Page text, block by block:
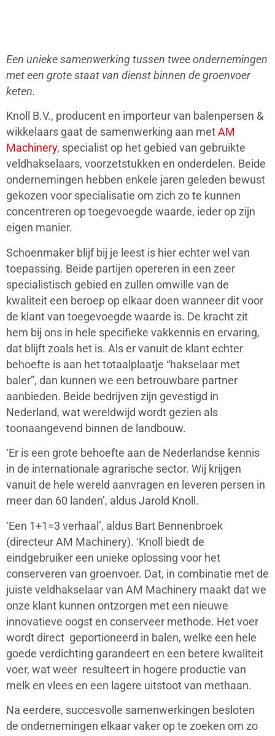
Een unieke samenwerking tussen twee ondernemingen
met een grote staat van dienst binnen de groenvoer
keten.
Knoll B.V., producent en importeur van balenpersen &
wikkelaars gaat de samenwerking aan met AM
Machinery, specialist op het gebied van gebruikte
veldhakselaars, voorzetstukken en onderdelen. Beide
ondernemingen hebben enkele jaren geleden bewust
gekozen voor specialisatie om zich zo te kunnen
concentreren op toegevoegde waarde, ieder op zijn
eigen manier.
Schoenmaker blijf bij je leest is hier echter wel van
toepassing. Beide partijen opereren in een zeer
specialistisch gebied en zullen omwille van de
kwaliteit een beroep op elkaar doen wanneer dit voor
de klant van toegevoegde waarde is. De kracht zit
hem bij ons in hele specifieke vakkennis en ervaring,
dat blijft zoals het is. Als er vanuit de klant echter
behoefte is aan het totaalplaatje “hakselaar met
baler”, dan kunnen we een betrouwbare partner
aanbieden. Beide bedrijven zijn gevestigd in
Nederland, wat wereldwijd wordt gezien als
toonaangevend binnen de landbouw.
‘Er is een grote behoefte aan de Nederlandse kennis
in de internationale agrarische sector. Wij krijgen
vanuit de hele wereld aanvragen en leveren persen in
meer dan 60 landen’, aldus Jarold Knoll.
‘Een 1+1=3 verhaal’, aldus Bart Bennenbroek
(directeur AM Machinery). ‘Knoll biedt de
eindgebruiker een unieke oplossing voor het
conserveren van groenvoer. Dat, in combinatie met de
juiste veldhakselaar van AM Machinery maakt dat we
onze klant kunnen ontzorgen met een nieuwe
innovatieve oogst en conserveer methode. Het voer
wordt direct geportioneerd in balen, welke een hele
goede verdichting garandeert en een betere kwaliteit
voer, wat weer resulteert in hogere productie van
melk en vlees en een lagere uitstoot van methaan.
Na eerdere, succesvolle samenwerkingen besloten
de ondernemingen elkaar vaker op te zoeken om zo